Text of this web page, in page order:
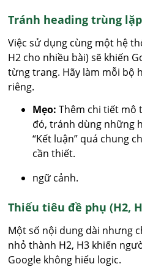
Tránh heading trùng
Việc sử dụng cùng một hệ
H2 cho nhiều bài) sẽ khiến
từng trang. Hãy làm mỗi bộ
riêng.
Mẹo: Thêm chi tiết mô
đó, tránh dùng những
“Kết luận” quá chung
cần thiết.
ngữ cảnh.
Thiếu tiêu đề phụ (H2,
Một số nội dung dài nhưng
nhỏ thành H2, H3 khiến
Google không hiểu logic.